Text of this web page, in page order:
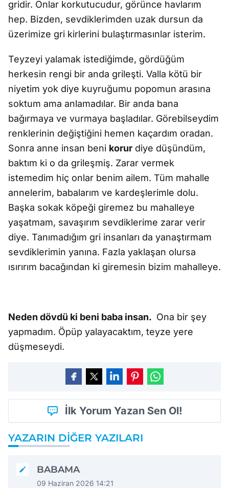
gridir. Onlar korkutucudur, görünce havlarım
hep. Bizden, sevdiklerimden uzak dursun da
üzerimize gri kirlerini bulaştırmasınlar isterim.
Teyzeyi yalamak istediğimde, gördüğüm
herkesin rengi bir anda grileşti. Valla kötü bir
niyetim yok diye kuyruğumu popomun arasına
soktum ama anlamadılar. Bir anda bana
bağırmaya ve vurmaya başladılar. Görebilseydim
renklerinin değiştiğini hemen kaçardım oradan.
Sonra anne insan beni korur diye düşündüm,
baktım ki o da grileşmiş. Zarar vermek
istemedim hiç onlar benim ailem. Tüm mahalle
annelerim, babalarım ve kardeşlerimle dolu.
Başka sokak köpeği giremez bu mahalleye
yaşatmam, savaşırım sevdiklerime zarar verir
diye. Tanımadığım gri insanları da yanaştırmam
sevdiklerimin yanına. Fazla yaklaşan olursa
ısırırım bacağından ki giremesin bizim mahalleye.
Neden dövdü ki beni baba insan. Ona bir şey
yapmadım. Öpüp yalayacaktım, teyze yere
düşmeseydi.
İlk Yorum Yazan Sen Ol!
YAZARIN DIĞER YAZILARI
BABAMA
09 Haziran 2026 14:21